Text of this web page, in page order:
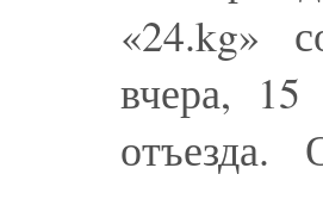
«24.kg»
вчера,